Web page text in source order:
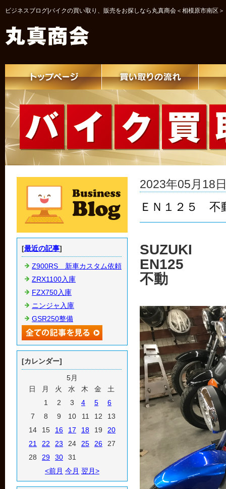
ビジネスブログ|バイクの買い取り、販売をお探しなら丸真商会＜相模原市南区＞
2023年05月18
ＥＮ１２５ 不
SUZUKI
EN125
不動
[最近の記事]
Z900RS 新車カスタム依頼
ZRX1100入庫
FZX750入庫
ニンジャ入庫
GSR250整備
[カレンダー]
5月
日
月 火 水 木 金
土
1
2 3 4 5
6
7
8 9 10 11 12
13
14
15 16 17 18 19
20
21
22 23 24 25 26
27
28
29 30
31
<前月 今月 翌月>